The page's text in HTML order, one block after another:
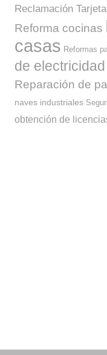
Reclamación
Reforma cocinas
casas Reformas
de electricidad
Reparación de
naves industriales
obtención de